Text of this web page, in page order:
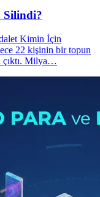
Silindi?
Kimin İçin
22 kişinin bir topun
çıktı. Milya…